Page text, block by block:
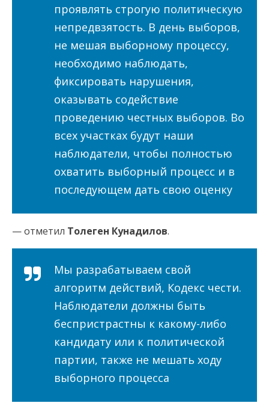
проявлять строгую политическую
непредвзятость. В день выборов,
не мешая выборному процессу,
необходимо наблюдать,
фиксировать нарушения,
оказывать содействие
проведению честных выборов. Во
всех участках будут наши
наблюдатели, чтобы полностью
охватить выборный процесс и в
последующем дать свою оценку
— отметил Толеген Кунадилов.
Мы разрабатываем свой
алгоритм действий, Кодекс чести.
Наблюдатели должны быть
беспристрастны к какому-либо
кандидату или к политической
партии, также не мешать ходу
выборного процесса